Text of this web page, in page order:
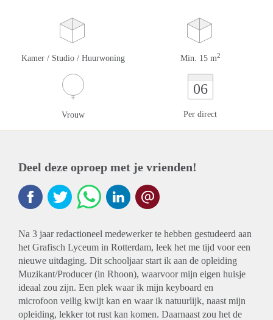
Kamer / Studio / Huurwoning Min. 15 m2
Vrouw
06
Per direct
Deel deze oproep met je vrienden!
Na 3 jaar redactioneel medewerker te hebben gestudeerd aan
het Grafisch Lyceum in Rotterdam, leek het me tijd voor een
nieuwe uitdaging. Dit schooljaar start ik aan de opleiding
Muzikant/Producer (in Rhoon), waarvoor mijn eigen huisje
ideaal zou zijn. Een plek waar ik mijn keyboard en
microfoon veilig kwijt kan en waar ik natuurlijk, naast mijn
opleiding, lekker tot rust kan komen. Daarnaast zou het de